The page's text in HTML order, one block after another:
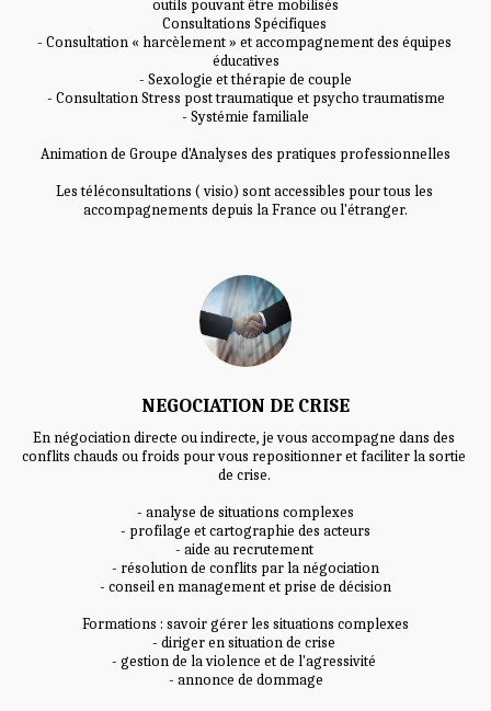
outils pouvant être mobilisés
Consultations Spécifiques
- Consultation « harcèlement » et accompagnement des équipes
éducatives
- Sexologie et thérapie de couple
- Consultation Stress post traumatique et psycho traumatisme
- Systémie familiale
Animation de Groupe d'Analyses des pratiques professionnelles
Les téléconsultations ( visio) sont accessibles pour tous les
accompagnements depuis la France ou l'étranger.
NEGOCIATION DE CRISE
En négociation directe ou indirecte, je vous accompagne dans des
conflits chauds ou froids pour vous repositionner et faciliter la sortie
de crise.
- analyse de situations complexes
- profilage et cartographie des acteurs
- aide au recrutement
- résolution de conflits par la négociation
- conseil en management et prise de décision
Formations : savoir gérer les situations complexes
- diriger en situation de crise
- gestion de la violence et de l'agressivité
- annonce de dommage